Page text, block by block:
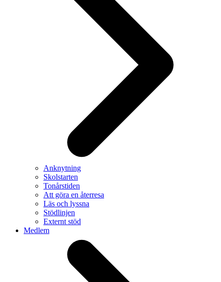
Anknytning
Skolstarten
Tonårstiden
Att göra en återresa
Läs och lyssna
Stödlinjen
Externt stöd
Medlem